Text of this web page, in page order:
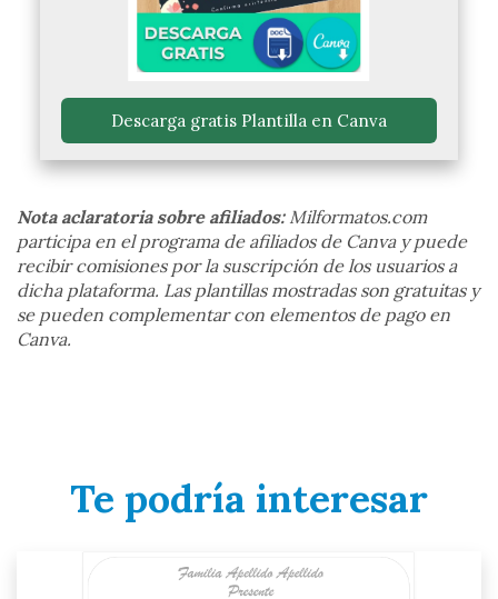
Descarga gratis Plantilla en Canva
Nota aclaratoria sobre afiliados:Milformatos.com
participa en el programa de afiliados de Canva y puede
recibir comisiones por la suscripción de los usuarios a
dicha plataforma. Las plantillas mostradas son gratuitas y
se pueden complementar con elementos de pago en
Canva.
Te podría interesar